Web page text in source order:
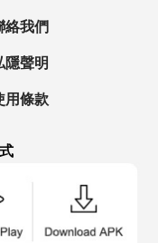
絡我們
隱聲明
用條款